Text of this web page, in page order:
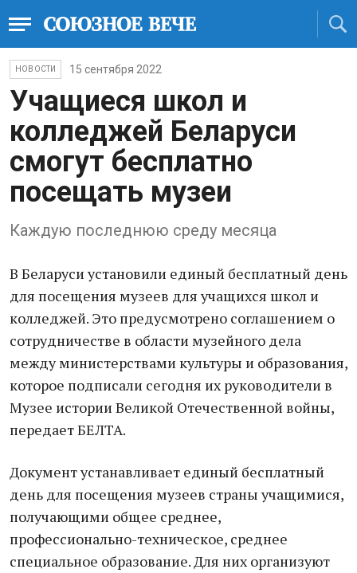
НОВОСТИ 15 сентября 2022
Учащиеся школ и
колледжей Беларуси
смогут бесплатно
посещать музеи
Каждую последнюю среду месяца
В Беларуси установили единый бесплатный день
для посещения музеев для учащихся школ и
колледжей. Это предусмотрено соглашением о
сотрудничестве в области музейного дела
между министерствами культуры и образования,
которое подписали сегодня их руководители в
Музее истории Великой Отечественной войны,
передает БЕЛТА.
Документ устанавливает единый бесплатный
день для посещения музеев страны учащимися,
получающими общее среднее,
профессионально-техническое, среднее
специальное образование. Для них организуют